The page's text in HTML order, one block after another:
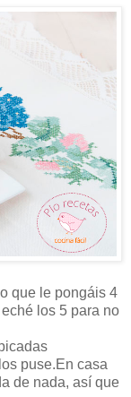
que le pongáis 4
los 5 para no
puse.En casa
de nada, así que